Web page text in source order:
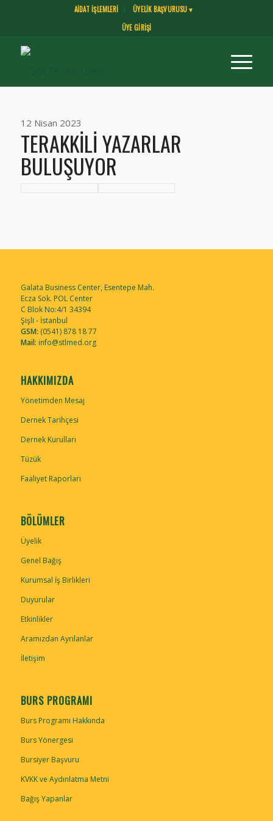
AİDAT İŞLEMLERİ
ÜYELİK BAŞVURUSU ▾
ÜYE GİRİŞİ
12 Nisan 2023
TERAKKILI YAZARLAR
BULUŞUYOR
Galata Business Center, Esentepe Mah.
Ecza Sok. POL Center
C Blok No:4/1 34394
Şişli - İstanbul
GSM: (0541) 878 18 77
Mail: info@stlmed.org
HAKKIMIZDA
Yönetimden Mesaj
Dernek Tarihçesi
Dernek Kurulları
Tüzük
Faaliyet Raporları
BÖLÜMLER
Üyelik
Genel Bağış
Kurumsal İş Birlikleri
Duyurular
Etkinlikler
Aramızdan Ayrılanlar
İletişim
BURS PROGRAMI
Burs Programı Hakkında
Burs Yönergesi
Bursiyer Başvuru
KVKK ve Aydınlatma Metni
Bağış Yapanlar